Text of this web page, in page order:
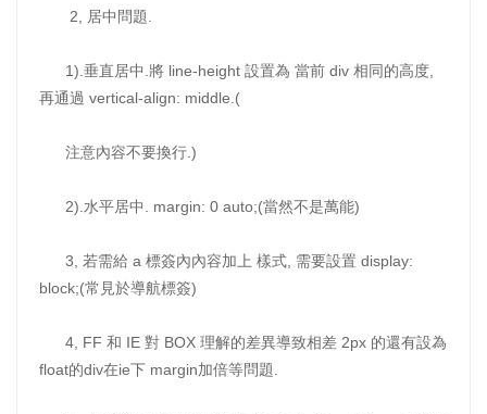
2, 居中問題.
1).垂直居中.將 line-height 設置為 當前 div 相同的高度,
再通過 vertical-align: middle.(
注意內容不要換行.)
2).水平居中. margin: 0 auto;(當然不是萬能)
3, 若需給 a 標簽內內容加上 樣式, 需要設置 display:
block;(常見於導航標簽)
4, FF 和 IE 對 BOX 理解的差異導致相差 2px 的還有設為
float的div在ie下 margin加倍等問題.